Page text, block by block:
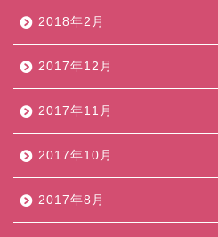
2018年2月
2017年12月
2017年11月
2017年10月
2017年8月